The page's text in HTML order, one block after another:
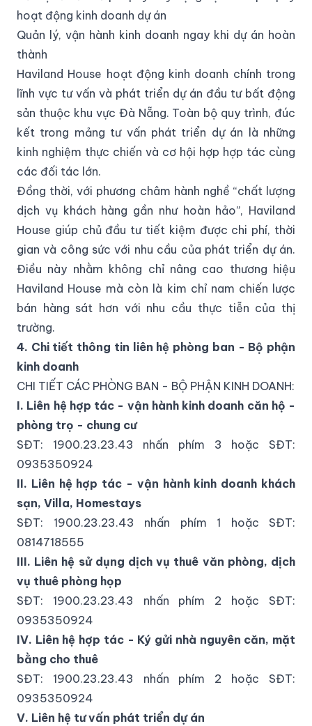
hoạt động kinh doanh dự án
Quản lý, vận hành kinh doanh ngay khi dự án hoàn
thành
Haviland House hoạt động kinh doanh chính trong
lĩnh vực tư vấn và phát triển dự án đầu tư bất động
sản thuộc khu vực Đà Nẵng. Toàn bộ quy trình, đúc
kết trong mảng tư vấn phát triển dự án là những
kinh nghiệm thực chiến và cơ hội hợp hợp tác cùng
các đối tác lớn.
Đồng thời, với phương châm hành nghề “chất lượng
dịch vụ khách hàng gần như hoàn hảo”, Haviland
House giúp chủ đầu tư tiết kiệm được chi phí, thời
gian và công sức với nhu cầu của phát triển dự án.
Điều này nhằm không chỉ nâng cao thương hiệu
Haviland House mà còn là kim chỉ nam chiến lược
bán hàng sát hơn với nhu cầu thực tiễn của thị
trường.
4. Chi tiết thông tin liên hệ phòng ban - Bộ phận
kinh doanh
CHI TIẾT CÁC PHÒNG BAN - BỘ PHẬN KINH DOANH:
I. Liên hệ hợp tác - vận hành kinh doanh căn hộ -
phòng trọ - chung cư
SĐT: 1900.23.23.43 nhấn phím 3 hoặc SĐT:
0935350924
II. Liên hệ hợp tác - vận hành kinh doanh khách
sạn, Villa, Homestays
SĐT: 1900.23.23.43 nhấn phím 1 hoặc SĐT:
0814718555
III. Liên hệ sử dụng dịch vụ thuê văn phòng, dịch
vụ thuê phòng họp
SĐT: 1900.23.23.43 nhấn phím 2 hoặc SĐT:
0935350924
IV. Liên hệ hợp tác - Ký gửi nhà nguyên căn, mặt
bằng cho thuê
SĐT: 1900.23.23.43 nhấn phím 2 hoặc SĐT:
0935350924
V. Liên hệ tư vấn phát triển dự án